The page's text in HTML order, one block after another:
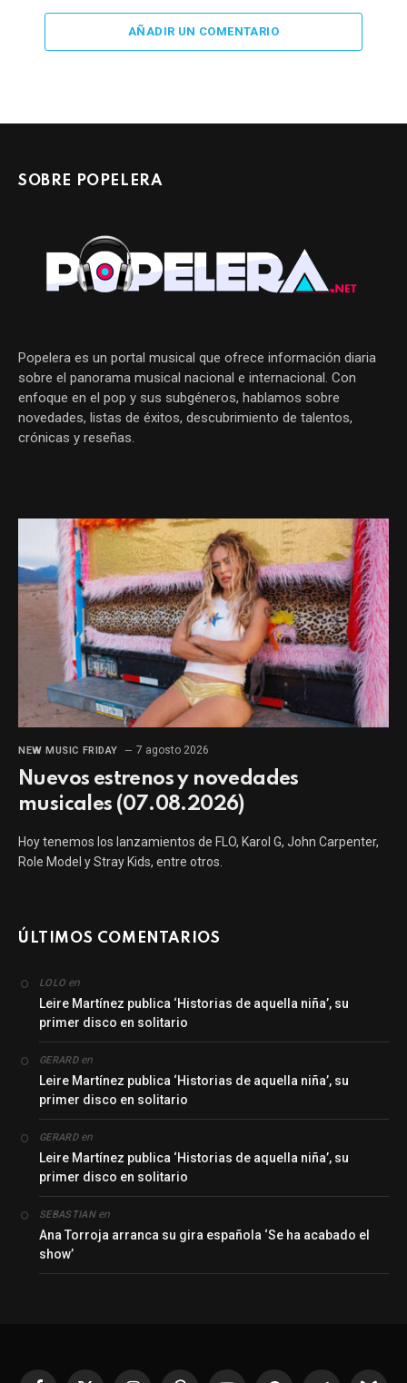
AÑADIR UN COMENTARIO
SOBRE POPELERA
Popelera es un portal musical que ofrece información diaria
sobre el panorama musical nacional e internacional. Con
enfoque en el pop y sus subgéneros, hablamos sobre
novedades, listas de éxitos, descubrimiento de talentos,
crónicas y reseñas.
NEW MUSIC FRIDAY 7 agosto 2026
Nuevos estrenos y novedades
musicales (07.08.2026)
Hoy tenemos los lanzamientos de FLO, Karol G, John Carpenter,
Role Model y Stray Kids, entre otros.
ÚLTIMOS COMENTARIOS
LOLO en
Leire Martínez publica ‘Historias de aquella niña’, su
primer disco en solitario
GERARDen
Leire Martínez publica ‘Historias de aquella niña’, su
primer disco en solitario
GERARDen
Leire Martínez publica ‘Historias de aquella niña’, su
primer disco en solitario
SEBASTIANen
Ana Torroja arranca su gira española ‘Se ha acabado el
show’